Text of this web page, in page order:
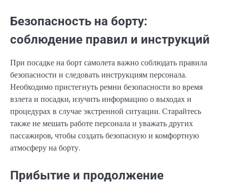
Безопасность на борту:
соблюдение правил и инструкций
При посадке на борт самолета важно соблюдать правила
безопасности и следовать инструкциям персонала.
Необходимо пристегнуть ремни безопасности во время
взлета и посадки, изучить информацию о выходах и
процедурах в случае экстренной ситуации. Старайтесь
также не мешать работе персонала и уважать других
пассажиров, чтобы создать безопасную и комфортную
атмосферу на борту.
Прибытие и продолжение